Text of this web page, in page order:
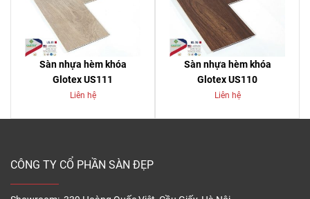
Sàn nhựa hèm khóa
Glotex US111
Liên hệ
Sàn nhựa hèm khóa
Glotex US110
Liên hệ
CÔNG TY CỔ PHẦN SÀN ĐẸP